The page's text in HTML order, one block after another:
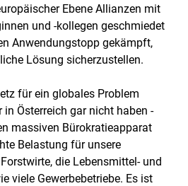
main content
Ebene Allianzen mit
und -kollegen geschmiedet
Anwendungstopp gekämpft,
Lösung sicherzustellen.
für ein globales Problem
Österreich gar nicht haben -
massiven Bürokratieapparat
Belastung für unsere
die Lebensmittel- und
viele Gewerbebetriebe. Es ist